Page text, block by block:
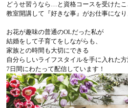
どうせ習うなら…と資格コースを受けた
教室開講して『好きな事』がお仕事になり
お花が趣味の普通のOLだった私が
結婚をして子育てをしながらも、
家族との時間も大切にできる
自分らしいライフスタイルを手に入れた方
7日間にわたって配信しています！